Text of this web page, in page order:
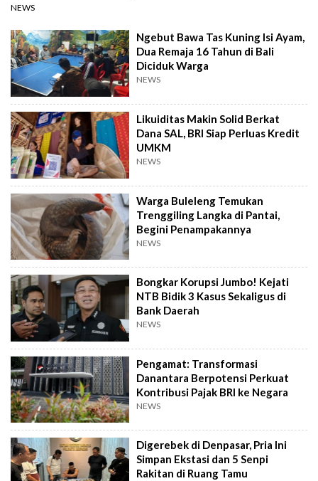
NEWS
Ngebut Bawa Tas Kuning Isi Ayam,
Dua Remaja 16 Tahun di Bali
Diciduk Warga
NEWS
Likuiditas Makin Solid Berkat
Dana SAL, BRI Siap Perluas Kredit
UMKM
NEWS
Warga Buleleng Temukan
Trenggiling Langka di Pantai,
Begini Penampakannya
NEWS
Bongkar Korupsi Jumbo! Kejati
NTB Bidik 3 Kasus Sekaligus di
Bank Daerah
NEWS
Pengamat: Transformasi
Danantara Berpotensi Perkuat
Kontribusi Pajak BRI ke Negara
NEWS
Digerebek di Denpasar, Pria Ini
Simpan Ekstasi dan 5 Senpi
Rakitan di Ruang Tamu